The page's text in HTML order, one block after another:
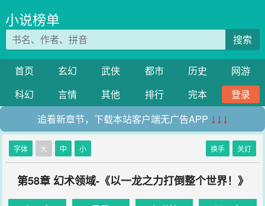
小说榜单
搜索
首页 玄幻 武侠 都市 历史
网游
科幻
言情 其他 排行 完本
登录
追看新章节，下载本站客户端无广告APP ↓↓↓
字体 大 中 小 换手 关灯
第58章 幻术领域-《以一龙之力打倒整个世界！》